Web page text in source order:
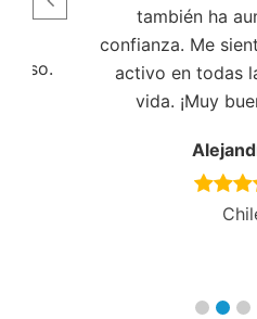
uso.
también ha
confianza. Me
activo en todas
vida. ¡Muy